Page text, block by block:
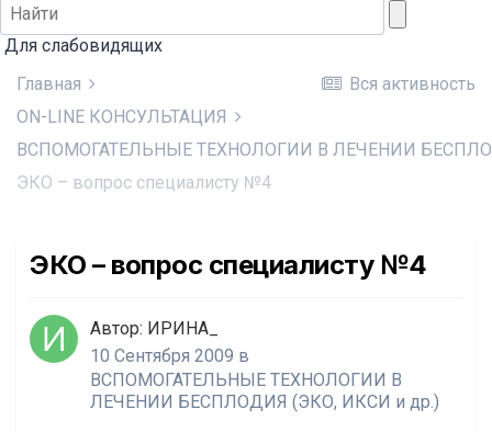
Для слабовидящих
Вся активность
Главная
ON-LINE КОНСУЛЬТАЦИЯ
ЭКО – вопрос специалисту №4
ЭКО – вопрос специалисту №4
Автор: ИРИНА_
10 Сентября 2009 в
ВСПОМОГАТЕЛЬНЫЕ ТЕХНОЛОГИИ В
ЛЕЧЕНИИ БЕСПЛОДИЯ (ЭКО, ИКСИ и др.)